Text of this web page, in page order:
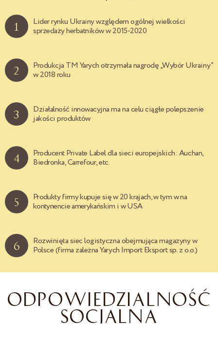
Lider rynku Ukrainy względem ogólnej wielkości
sprzedaży herbatników w 2015-2020
1
Produkcja TM Yarych otrzymała nagrodę „Wybór Ukrainy”
w 2018 roku
2
Działalność innowacyjna ma na celu ciągłe polepszenie
jakości produktów
3
Producent Private Label dla sieci europejskich: Auchan,
Biedronka, Carrefour, etc.
4
Produkty firmy kupuje się w 20 krajach, w tym w na
kontynencie amerykańskim i w USA
5
Rozwinięta siec logistyczna obejmująca magazyny w
Polsce (firma zależna Yarych Import Eksport sp. z o.o.)
6
ODPOWIEDZIALNOŚĆ
SOCJALNA